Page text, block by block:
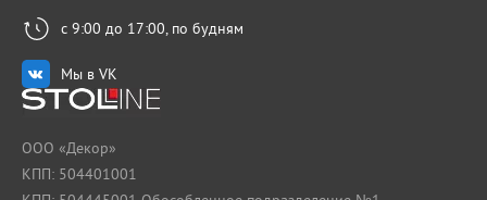
с 9:00 до 17:00, по будням
Мы в VK
ООО «Декор»
КПП: 504401001